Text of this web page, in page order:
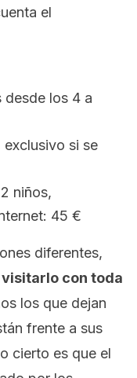
el
desde los 4 a
si se
niños,
45 €
diferentes,
con toda
los que dejan
frente a sus
cierto es que el